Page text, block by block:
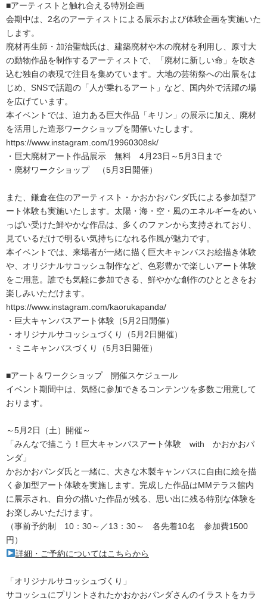
■アーティストと触れ合える特別企画
会期中は、2名のアーティストによる展示および体験企画を実施いた
します。
廃材再生師・加治聖哉氏は、建築廃材や木の廃材を利用し、原寸大
の動物作品を制作するアーティストで、「廃材に新しい命」を吹き
込む独自の表現で注目を集めています。大地の芸術祭への出展をは
じめ、SNSで話題の「人が乗れるアート」など、国内外で活躍の場
を広げています。
本イベントでは、迫力ある巨大作品「キリン」の展示に加え、廃材
を活用した造形ワークショップを開催いたします。
https://www.instagram.com/19960308sk/
・巨大廃材アート作品展示 無料 4月23日～5月3日まで
・廃材ワークショップ （5月3日開催）
また、鎌倉在住のアーティスト・かおかおパンダ氏による参加型ア
ート体験も実施いたします。太陽・海・空・風のエネルギーをめい
っぱい受けた鮮やかな作品は、多くのファンから支持されており、
見ているだけで明るい気持ちになれる作風が魅力です。
本イベントでは、来場者が一緒に描く巨大キャンバスお絵描き体験
や、オリジナルサコッシュ制作など、色彩豊かで楽しいアート体験
をご用意。誰でも気軽に参加できる、鮮やかな創作のひとときをお
楽しみいただけます。
https://www.instagram.com/kaorukapanda/
・巨大キャンバスアート体験（5月2日開催）
・オリジナルサコッシュづくり（5月2日開催）
・ミニキャンバスづくり（5月3日開催）
■アート＆ワークショップ 開催スケジュール
イベント期間中は、気軽に参加できるコンテンツを多数ご用意して
おります。
～5月2日（土）開催～
「みんなで描こう！巨大キャンバスアート体験 with かおかおパ
ンダ」
かおかおパンダ氏と一緒に、大きな木製キャンバスに自由に絵を描
く参加型アート体験を実施します。完成した作品はMMテラス館内
に展示され、自分の描いた作品が残る、思い出に残る特別な体験を
お楽しみいただけます。
（事前予約制 10：30～／13：30～ 各先着10名 参加費1500
円）
詳細・ご予約についてはこちらから
「オリジナルサコッシュづくり」
サコッシュにプリントされたかおかおパンダさんのイラストをカラ